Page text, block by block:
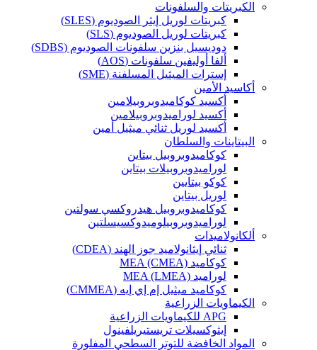
الكبريتات والسلفونات
كبريتات لوريل إيثر الصوديوم (SLES)
كبريتات لوريل الصوديوم (SLS)
دوديسيل بنزين سلفونات الصوديوم (SDBS)
ألفا أوليفين سلفونات (AOS)
إسترات الميثيل المسلفنة (SME)
أكاسيد الأمين
أكسيد كوكاميدوبروبيلامين
أكسيد لوراميدوبروبيلامين
أكسيد لوريل ثنائي ميثيل أمين
البيتاينات والسلطان
كوكاميدوبروبيل بيتاين
لوراميدوبروبيلات بيتاين
كوكو بيتايين
لوريل بيتاين
كوكاميدوبروبيل هيدروكسي سولتين
لوراميدوبروبيلوميدوكسيسلتين
ألكانولاميدات
ثنائي إيثانولاميد جوز الهند (CDEA)
كوكاميد MEA (CMEA)
لوراميد MEA (LMEA)
كوكاميد ميثيل إم إي إيه (CMMEA)
الكيماويات الزراعية
APG للكيماويات الزراعية
إيثوكسيلات تريستيريلفينول
المواد الخافضة للتوتر السطحي المفلورة